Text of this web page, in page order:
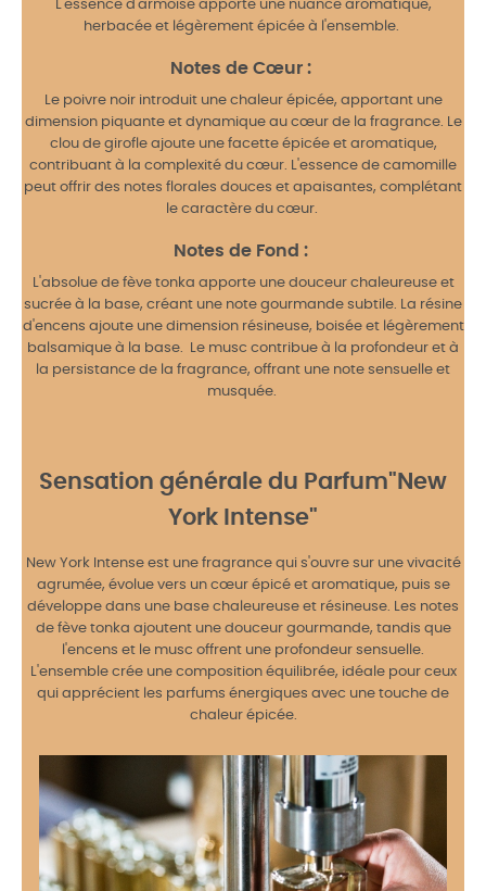
L'essence d'armoise apporte une nuance aromatique,
herbacée et légèrement épicée à l'ensemble.
Notes de Cœur :
Le poivre noir introduit une chaleur épicée, apportant une
dimension piquante et dynamique au cœur de la fragrance. Le
clou de girofle ajoute une facette épicée et aromatique,
contribuant à la complexité du cœur. L'essence de camomille
peut offrir des notes florales douces et apaisantes, complétant
le caractère du cœur.
Notes de Fond :
L'absolue de fève tonka apporte une douceur chaleureuse et
sucrée à la base, créant une note gourmande subtile. La résine
d'encens ajoute une dimension résineuse, boisée et légèrement
balsamique à la base. Le musc contribue à la profondeur et à
la persistance de la fragrance, offrant une note sensuelle et
musquée.
Sensation générale du Parfum"New
York Intense"
New York Intense est une fragrance qui s'ouvre sur une vivacité
agrumée, évolue vers un cœur épicé et aromatique, puis se
développe dans une base chaleureuse et résineuse. Les notes
de fève tonka ajoutent une douceur gourmande, tandis que
l'encens et le musc offrent une profondeur sensuelle.
L'ensemble crée une composition équilibrée, idéale pour ceux
qui apprécient les parfums énergiques avec une touche de
chaleur épicée.